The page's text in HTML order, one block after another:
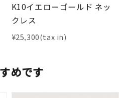
K10イエローゴールド ネッ
クレス
¥25,300
めです